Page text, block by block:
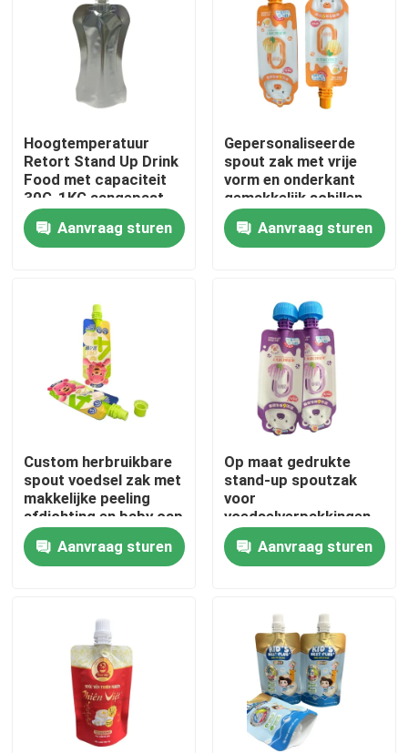
Huis
Ongeveer ons
Fabrieksreis
Kwaliteitscontrole
Contacteer ons
Nieuws
Voedsel Verpakkingszakken
Uitloop verpakkingstas
Hoogtemperatuur
Retort Stand Up Drink
Food met capaciteit
30G-1KG aangepast
Aanvraag sturen
Gepersonaliseerde
spout zak met vrije
vorm en onderkant
gemakkelijk schillen
Aanvraag sturen
Custom herbruikbare
spout voedsel zak met
makkelijke peeling
afdichting en baby cap
Aanvraag sturen
Op maat gedrukte
stand-up spoutzak
voor
voedselverpakkingen
van 10 g tot 1 kg
Aanvraag sturen